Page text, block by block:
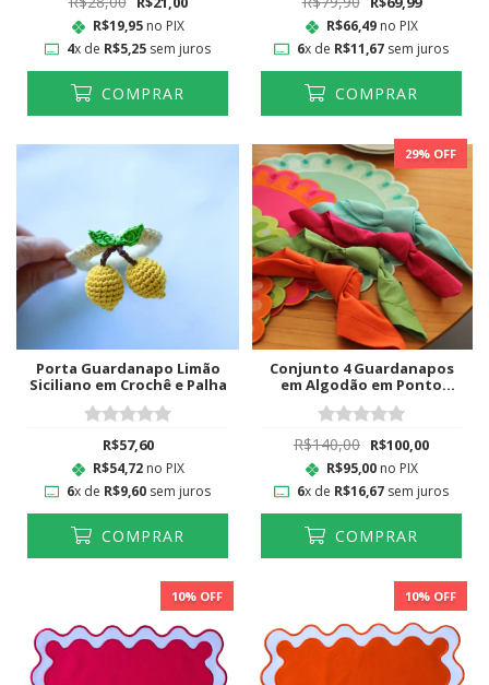
R$19,95no PIX
4x de R$5,25 sem juros
COMPRAR
R$66,49no PIX
6x de R$11,67sem juros
COMPRAR
Porta Guardanapo Limão
Siciliano em Crochê e Palha
R$57,60
R$54,72no PIX
6x de R$9,60 sem juros
COMPRAR
29% OFF
Conjunto 4 Guardanapos
em Algodão em Ponto
Ajour Colorido II
R$140,00 R$100,00
R$95,00no PIX
6x de R$16,67sem juros
COMPRAR
10% OFF 10% OFF